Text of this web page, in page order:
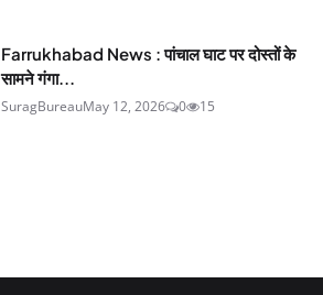
Farrukhabad News : पांचाल घाट पर दोस्तों के
सामने गंगा...
SuragBureauMay 12, 2026 0 15